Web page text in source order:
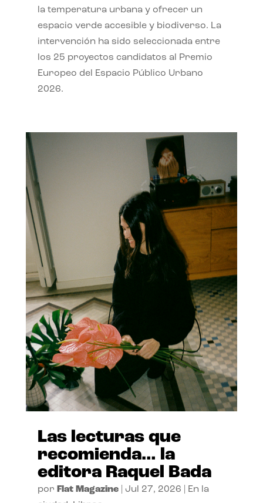
la temperatura urbana y ofrecer un
espacio verde accesible y biodiverso. La
intervención ha sido seleccionada entre
los 25 proyectos candidatos al Premio
Europeo del Espacio Público Urbano
2026.
Las lecturas que
recomienda… la
editora Raquel Bada
por Flat Magazine| Jul 27, 2026
En la